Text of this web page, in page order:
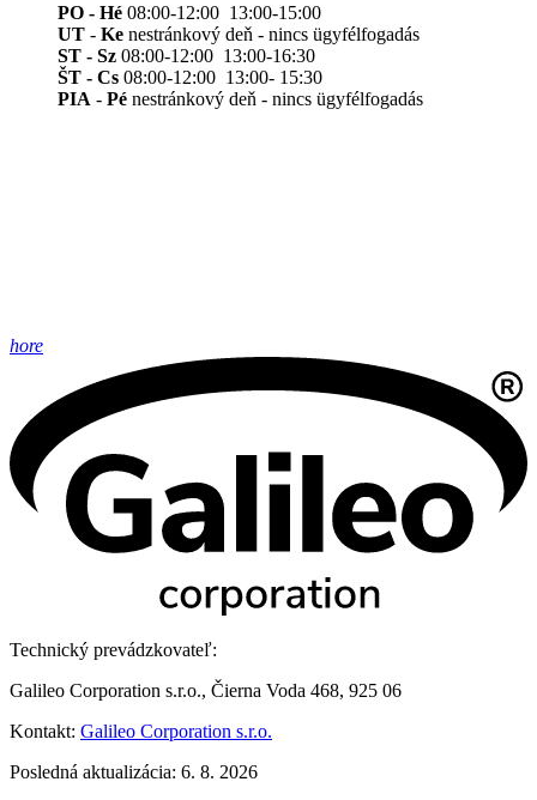
PO - Hé 08:00-12:00 13:00-15:00
UT - Ke nestránkový deň - nincs ügyfélfogadás
ST - Sz 08:00-12:00 13:00-16:30
ŠT - Cs 08:00-12:00 13:00- 15:30
PIA - Pé nestránkový deň - nincs ügyfélfogadás
hore
Technický prevádzkovateľ:
Galileo Corporation s.r.o., Čierna Voda 468, 925 06
Kontakt: Galileo Corporation s.r.o.
Posledná aktualizácia: 6. 8. 2026